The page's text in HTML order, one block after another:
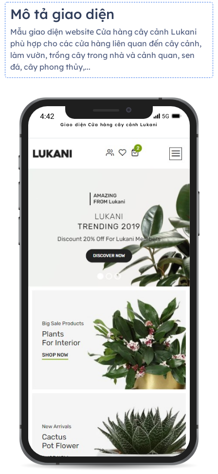
Mô tả giao diện
Mẫu giao diện website Cửa hàng cây cảnh Lukani
phù hợp cho các cửa hàng liên quan đến cây cảnh,
làm vườn, trồng cây trong nhà và cảnh quan, sen
đá, cây phong thủy,...
Giao diện Cửa hàng cây cảnh Lukani